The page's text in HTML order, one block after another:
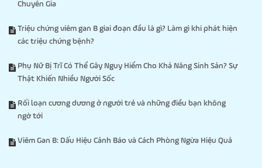
Chuyên Gia
Triệu chứng viêm gan B giai đoạn đầu là gì? Làm gì khi phát hiện
các triệu chứng bệnh?
Phụ Nữ Bị Trĩ Có Thể Gây Nguy Hiểm Cho Khả Năng Sinh Sản? Sự
Thật Khiến Nhiều Người Sốc
Rối loạn cương dương ở người trẻ và những điều bạn không
ngờ tới
Viêm Gan B: Dấu Hiệu Cảnh Báo và Cách Phòng Ngừa Hiệu Quả